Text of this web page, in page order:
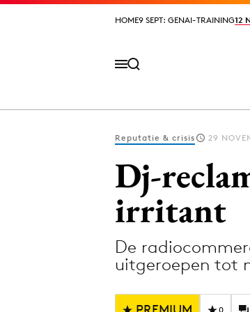
HOME9 SEPT: GENAI-TRAINING12
HOME9 SEPT: GENAI-TRAINING12
Reputatie & crisis 29
Dj-
irritant
De
uitgeroepen tot
0